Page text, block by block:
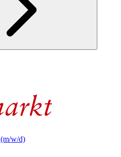
w/d)